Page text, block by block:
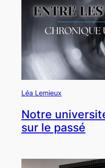
Léa Lemieux
Notre
sur le passé